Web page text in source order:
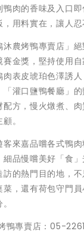
肉的香味及入口
用料實在，讓人忍
農烤鴨專賣店」
金獎，堅持使用
表皮琥珀色澤誘
灌口鹽鴨餐廳」的
方，慢火燉煮、
。
來嘉品嚐各式鴨
品慢嚐美好「食
的熱門目的地，
，還有荷包守門
鴨專賣店：05-